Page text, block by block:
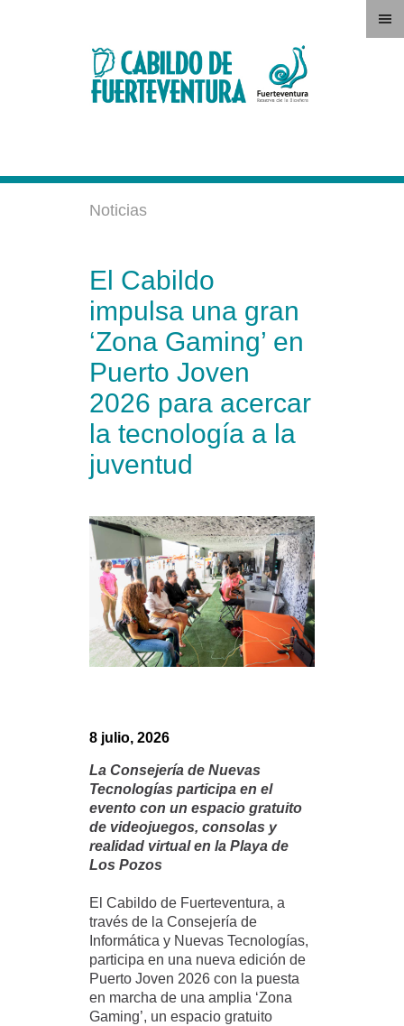
Noticias
El Cabildo
impulsa una gran
‘Zona Gaming’ en
Puerto Joven
2026 para acercar
la tecnología a la
juventud
8 julio, 2026
La Consejería de Nuevas
Tecnologías participa en el
evento con un espacio gratuito
de videojuegos, consolas y
realidad virtual en la Playa de
Los Pozos
El Cabildo de Fuerteventura, a
través de la Consejería de
Informática y Nuevas Tecnologías,
participa en una nueva edición de
Puerto Joven 2026 con la puesta
en marcha de una amplia ‘Zona
Gaming’, un espacio gratuito